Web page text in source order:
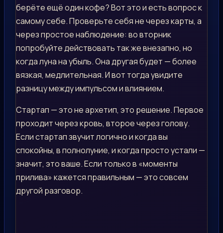
берёте ещё один кофе? Вот это и есть вопрос к
самому себе. Проверьте себя не через карты, а
через простое наблюдение: во вторник
попробуйте действовать так же внезапно, но
когда луна на убыль. Она другая будет — более
вязкая, медлительная. И вот тогда увидите
разницу между импульсом и влиянием.
Стартап — это не архетип, это решение. Первое
проходит через кровь, второе через голову.
Если стартап звучит логично и когда вы
спокойны, в полнолуние, и когда просто устали —
значит, это ваше. Если только в «моменты
прилива» кажется правильным — это совсем
другой разговор.